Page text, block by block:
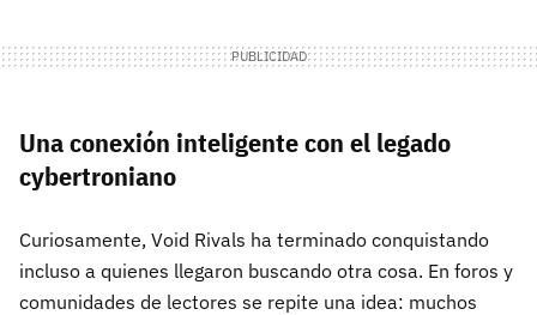
Una conexión inteligente con el legado
cybertroniano
Curiosamente, Void Rivals ha terminado conquistando
incluso a quienes llegaron buscando otra cosa. En foros y
comunidades de lectores se repite una idea: muchos